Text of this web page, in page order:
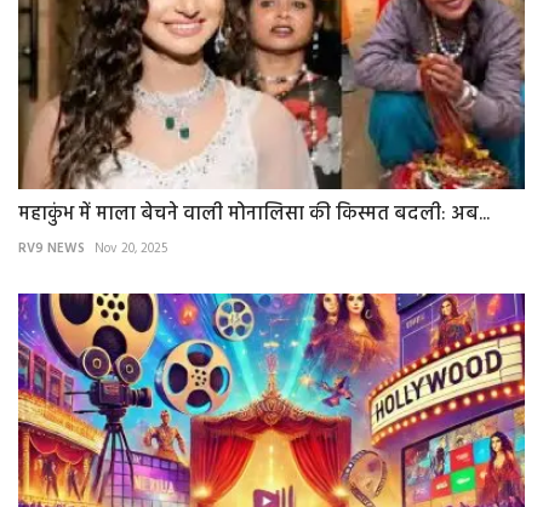
महाकुंभ में माला बेचने वाली मोनालिसा की किस्मत बदली: अब...
RV9 NEWS Nov 20, 2025